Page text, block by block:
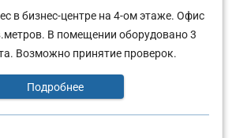
в бизнес-центре на 4-ом этаже. Офис
В помещении оборудовано 3
Возможно принятие проверок.
Подробнее